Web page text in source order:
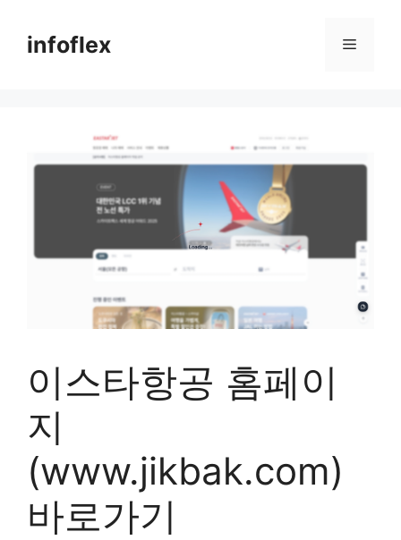
infoflex 메
이스타항공 홈페이
지
(www.jikbak.com)
바로가기